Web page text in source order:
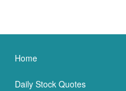
Home
Daily Stock Quotes